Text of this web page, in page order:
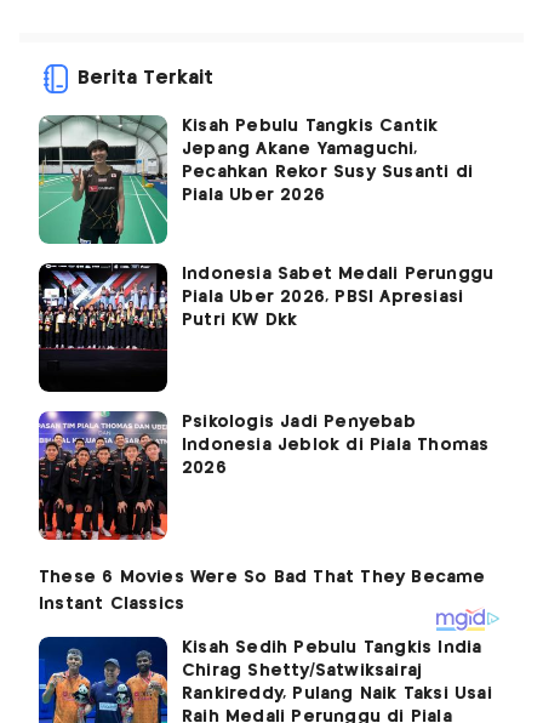
Berita Terkait
Kisah Pebulu Tangkis Cantik
Jepang Akane Yamaguchi,
Pecahkan Rekor Susy Susanti di
Piala Uber 2026
Indonesia Sabet Medali Perunggu
Piala Uber 2026, PBSI Apresiasi
Putri KW Dkk
Psikologis Jadi Penyebab
Indonesia Jeblok di Piala Thomas
2026
Kisah Sedih Pebulu Tangkis India
Chirag Shetty/Satwiksairaj
Rankireddy, Pulang Naik Taksi Usai
Raih Medali Perunggu di Piala